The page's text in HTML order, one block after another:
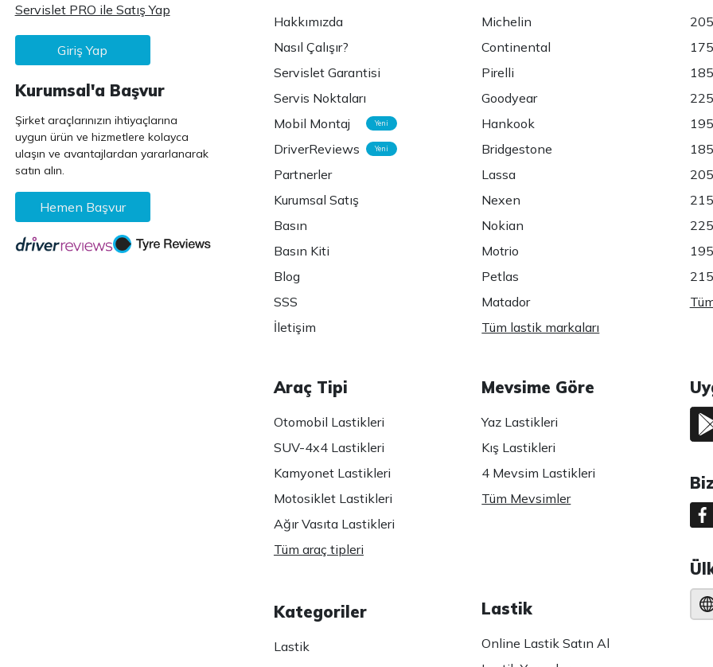
Servislet PRO ile Satış Yap
Giriş Yap
Kurumsal'a Başvur
Şirket araçlarınızın ihtiyaçlarına
uygun ürün ve hizmetlere kolayca
ulaşın ve avantajlardan yararlanarak
satın alın.
Hemen Başvur
Hakkımızda
Nasıl Çalışır?
Servislet Garantisi
Servis Noktaları
Mobil Montaj
Yeni
DriverReviews Yeni
Partnerler
Kurumsal Satış
Basın
Basın Kiti
Blog
SSS
İletişim
Michelin
Continental
Pirelli
Goodyear
Hankook
Bridgestone
Lassa
Nexen
Nokian
Motrio
Petlas
Matador
Tüm lastik markaları
Araç Tipi
Otomobil Lastikleri
SUV-4x4 Lastikleri
Kamyonet Lastikleri
Motosiklet Lastikleri
Ağır Vasıta Lastikleri
Tüm araç tipleri
Kategoriler
Lastik
Mevsime Göre
Yaz Lastikleri
Kış Lastikleri
4 Mevsim Lastikleri
Tüm Mevsimler
Lastik
Online Lastik Satın Al